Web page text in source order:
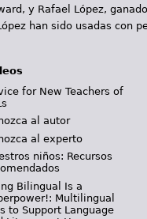
y Rafael López,
han sido usadas con
for New Teachers of
al autor
al experto
niños: Recursos
Bilingual Is a
Multilingual
to Support Language